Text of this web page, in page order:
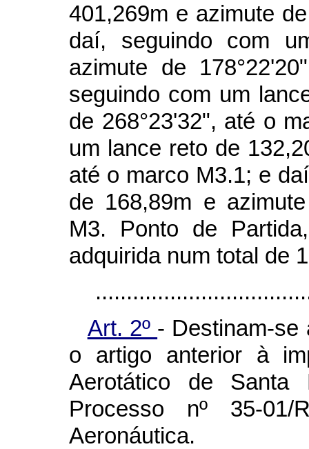
401,269m e azimute
daí, seguindo com
azimute de
seguindo com um
de 268°23'32", até o
um lance reto de
até o marco M3.1; e
de 168,89m e
M3. Ponto de
adquirida num total de
Art. 2º - Destinam-se
o artigo anterior à
Aerotático de Santa
Processo nº 35-01/
Aeronáutica.